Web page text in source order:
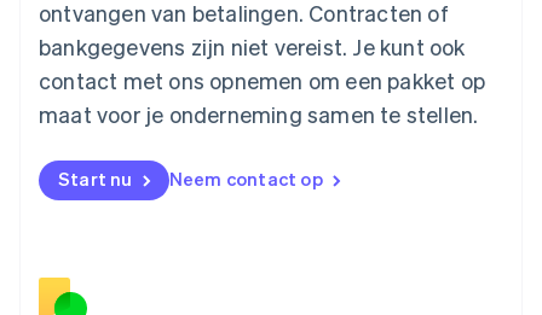
ontvangen van betalingen. Contracten of
bankgegevens zijn niet vereist. Je kunt ook
contact met ons opnemen om een pakket op
maat voor je onderneming samen te stellen.
Start nu Neem contact op
English
Mexico
Nederland
NederlandsEnglish
English
Noorwegen
English